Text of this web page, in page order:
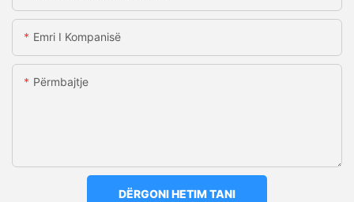
Emri I Kompanisë
Përmbajtje
DËRGONI HETIM TANI